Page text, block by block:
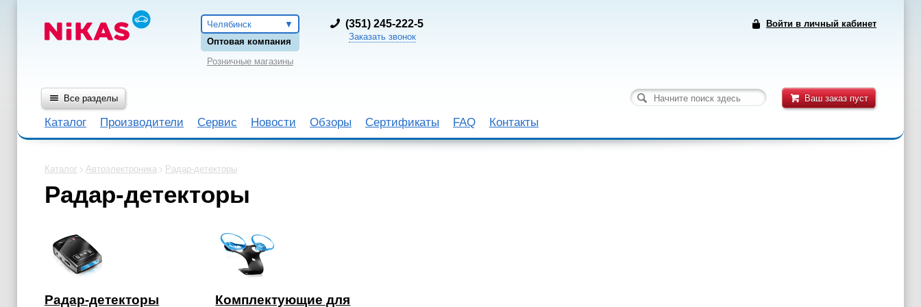
Войти в личный кабинет
Челябинск
Оптовая компания
Розничные магазины
(351) 245-222-5
Заказать звонок
Ваш заказ пуст
Все разделы
Каталог Производители Сервис Новости Обзоры Сертификаты FAQ Контакты
Каталог Автоэлектроника Радар-детекторы
Радар-детекторы
Радар-детекторы Комплектующие для